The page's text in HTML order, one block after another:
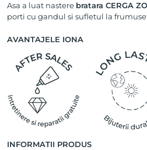
Asa a luat nastere bratara CERGA
porti cu gandul si sufletul la
AVANTAJELE IONA
INFORMATII PRODUS